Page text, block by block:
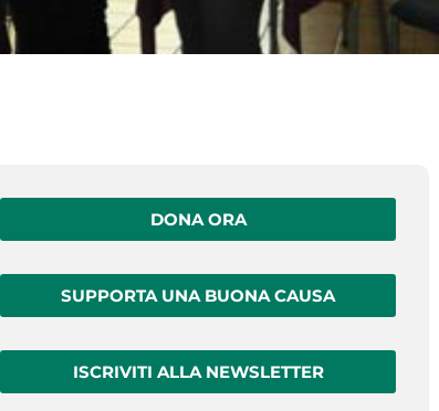
DONA ORA
SUPPORTA UNA BUONA CAUSA
ISCRIVITI ALLA NEWSLETTER